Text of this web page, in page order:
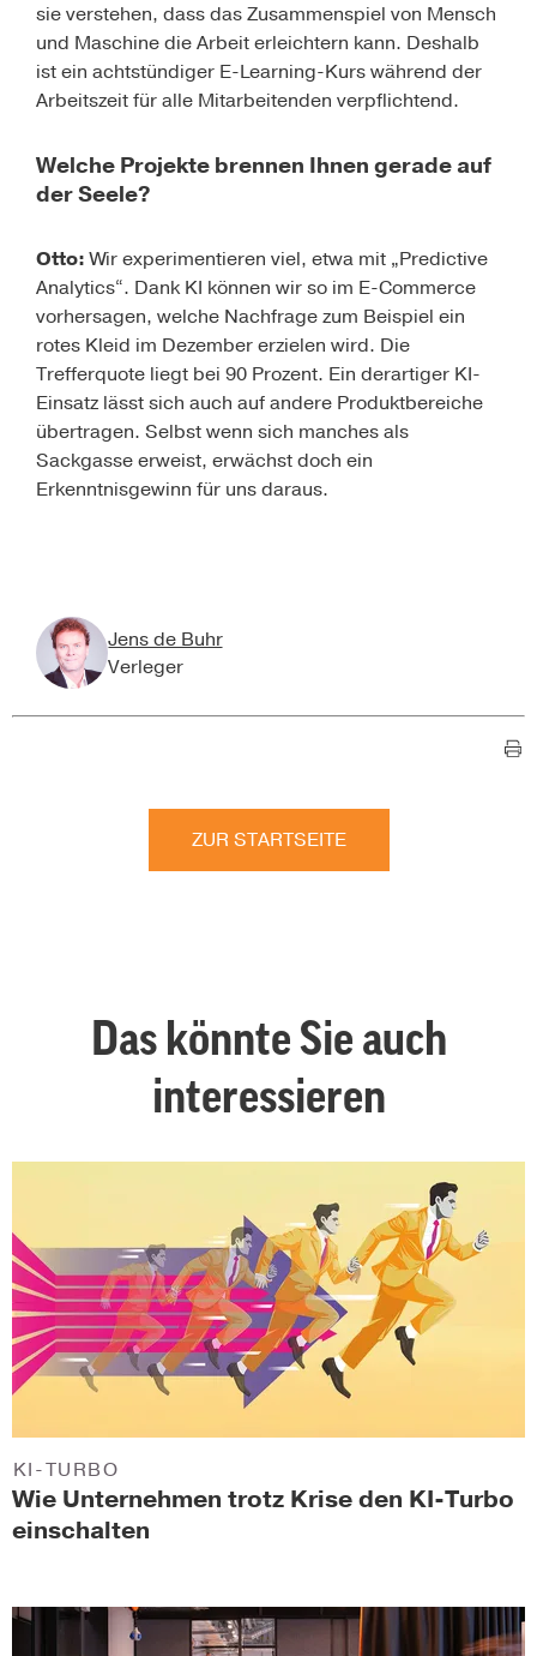
sie verstehen, dass das Zusammenspiel von Mensch
und Maschine die Arbeit erleichtern kann. Deshalb
ist ein achtstündiger E-Learning-Kurs während der
Arbeitszeit für alle Mitarbeitenden verpflichtend.
Welche Projekte brennen Ihnen gerade auf
der Seele?
Otto:Wir experimentieren viel, etwa mit „Predictive
Analytics“. Dank KI können wir so im E-Commerce
vorhersagen, welche Nachfrage zum Beispiel ein
rotes Kleid im Dezember erzielen wird. Die
Trefferquote liegt bei 90 Prozent. Ein derartiger KI-
Einsatz lässt sich auch auf andere Produktbereiche
übertragen. Selbst wenn sich manches als
Sackgasse erweist, erwächst doch ein
Erkenntnisgewinn für uns daraus.
Jens de Buhr
Verleger
ZUR STARTSEITE
Das könnte Sie auch
interessieren
Wie Unternehmen trotz Krise den KI-Turbo
einschalten
KI-TURBO